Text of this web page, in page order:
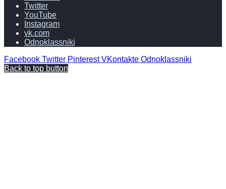
Twitter
YouTube
Instagram
vk.com
Odnoklassniki
Facebook Twitter Pinterest VKontakte Odnoklassniki
Back to top button